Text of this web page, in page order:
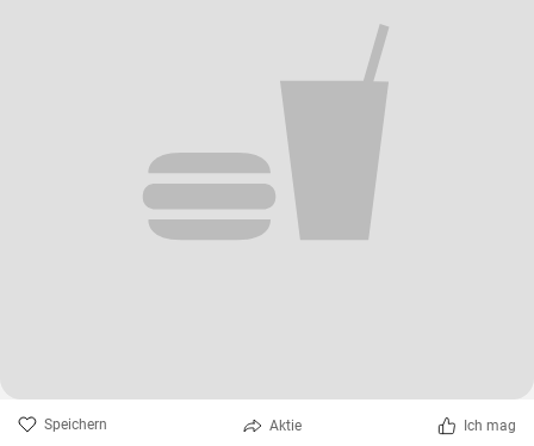
Speichern Aktie Ich mag